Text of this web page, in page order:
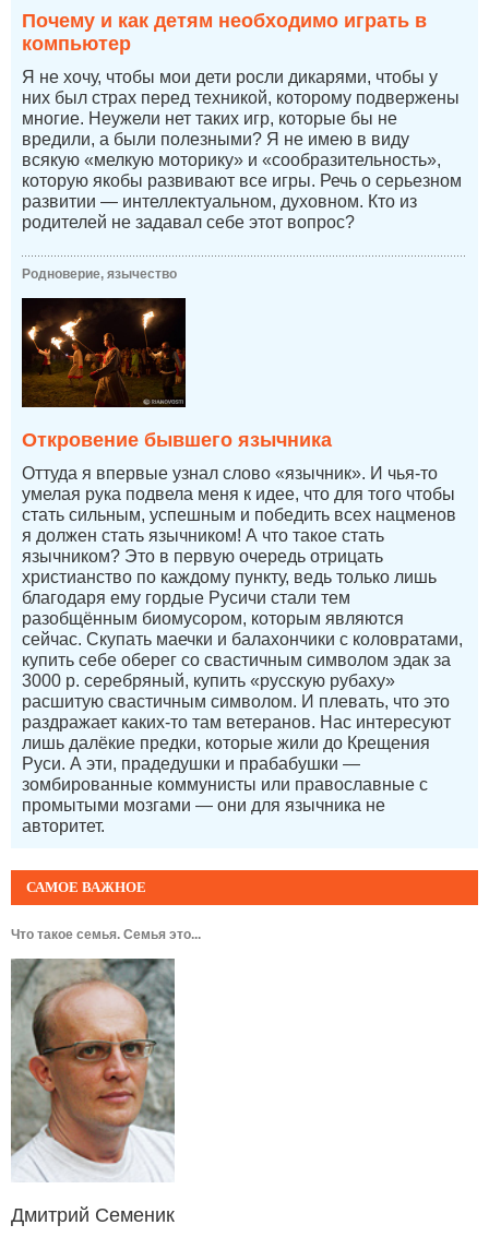
САМОЕ ВАЖНОЕ
Что такое семья. Семья это...
Дмитрий Семеник
Почему и как детям необходимо играть в
компьютер
Я не хочу, чтобы мои дети росли дикарями, чтобы у
них был страх перед техникой, которому подвержены
многие. Неужели нет таких игр, которые бы не
вредили, а были полезными? Я не имею в виду
всякую «мелкую моторику» и «сообразительность»,
которую якобы развивают все игры. Речь о серьезном
развитии — интеллектуальном, духовном. Кто из
родителей не задавал себе этот вопрос?
Родноверие, язычество
Откровение бывшего язычника
Оттуда я впервые узнал слово «язычник». И чья-то
умелая рука подвела меня к идее, что для того чтобы
стать сильным, успешным и победить всех нацменов
я должен стать язычником! А что такое стать
язычником? Это в первую очередь отрицать
христианство по каждому пункту, ведь только лишь
благодаря ему гордые Русичи стали тем
разобщённым биомусором, которым являются
сейчас. Скупать маечки и балахончики с коловратами,
купить себе оберег со свастичным символом эдак за
3000 р. серебряный, купить «русскую рубаху»
расшитую свастичным символом. И плевать, что это
раздражает каких-то там ветеранов. Нас интересуют
лишь далёкие предки, которые жили до Крещения
Руси. А эти, прадедушки и прабабушки —
зомбированные коммунисты или православные с
промытыми мозгами — они для язычника не
авторитет.